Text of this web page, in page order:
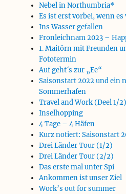
Nebel in Northumbria*
Es ist erst vorbei, wenn
Ins Wasser gefallen
Fronleichnam 2023 –
1. Maitörn mit Freunden
Fototermin
Auf geht´s zur „Ee“
Saisonstart 2022 und ein
Sommerhafen
Travel and Work (Deel 1/2)
Inselhopping
4 Tage – 4 Häfen
Kurz notiert: Saisonstart
Drei Länder Tour (1/2)
Drei Länder Tour (2/2)
Das erste mal unter Spi
Ankommen ist unser Ziel
Work’s out for summer